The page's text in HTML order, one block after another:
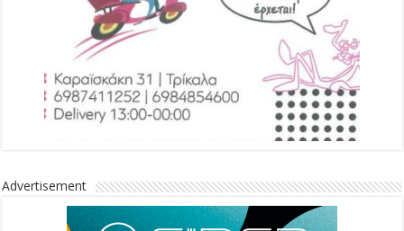
Advertisement